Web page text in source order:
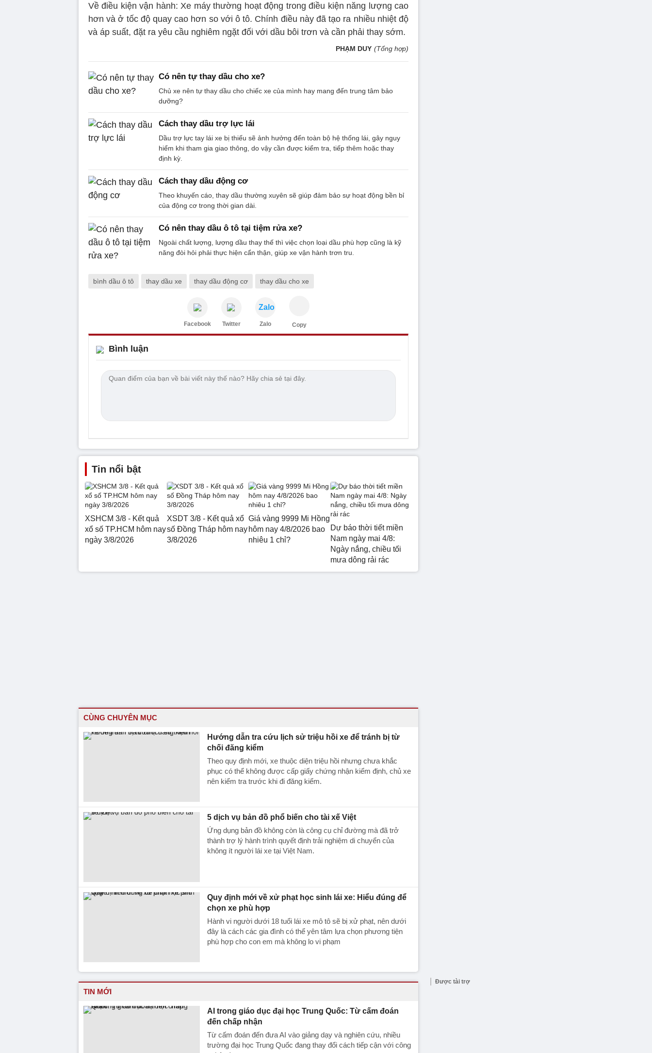
Về điều kiện vận hành: Xe máy thường hoạt động trong điều kiện năng lượng cao
hơn và ở tốc độ quay cao hơn so với ô tô. Chính điều này đã tạo ra nhiều nhiệt độ
và áp suất, đặt ra yêu cầu nghiêm ngặt đối với dầu bôi trơn và cần phải thay sớm.
PHẠM DUY (Tổng hợp)
Có nên tự thay dầu cho xe?
Chủ xe nên tự thay dầu cho chiếc xe của mình hay mang đến trung tâm bảo
dưỡng?
Cách thay dầu trợ lực lái
Dầu trợ lực tay lái xe bị thiếu sẽ ảnh hưởng đến toàn bộ hệ thống lái, gây nguy
hiểm khi tham gia giao thông, do vậy cần được kiểm tra, tiếp thêm hoặc thay
định kỳ.
Cách thay dầu động cơ
Theo khuyến cáo, thay dầu thường xuyên sẽ giúp đảm bảo sự hoạt động bền bỉ
của động cơ trong thời gian dài.
Có nên thay dầu ô tô tại tiệm rửa xe?
Ngoài chất lượng, lượng dầu thay thế thì việc chọn loại dầu phù hợp cũng là kỹ
năng đòi hỏi phải thực hiện cẩn thận, giúp xe vận hành trơn tru.
bình dầu ô tô thay dầu xe thay dầu động cơ thay dầu cho xe
Facebook Twitter
Zalo
Zalo Copy
Bình luận
Tin nổi bật
XSHCM 3/8 - Kết quả
xổ số TP.HCM hôm nay
ngày 3/8/2026
XSDT 3/8 - Kết quả xổ
số Đồng Tháp hôm nay
3/8/2026
Giá vàng 9999 Mi Hồng
hôm nay 4/8/2026 bao
nhiêu 1 chỉ?
Dự báo thời tiết miền
Nam ngày mai 4/8:
Ngày nắng, chiều tối
mưa dông rải rác
CÙNG CHUYÊN MỤC
Hướng dẫn tra cứu lịch sử triệu hồi xe để tránh bị từ
chối đăng kiểm
Theo quy định mới, xe thuộc diện triệu hồi nhưng chưa khắc
phục có thể không được cấp giấy chứng nhận kiểm định, chủ xe
nên kiểm tra trước khi đi đăng kiểm.
5 dịch vụ bản đồ phổ biến cho tài xế Việt
Ứng dụng bản đồ không còn là công cụ chỉ đường mà đã trở
thành trợ lý hành trình quyết định trải nghiệm di chuyển của
không ít người lái xe tại Việt Nam.
Quy định mới về xử phạt học sinh lái xe: Hiểu đúng để
chọn xe phù hợp
Hành vi người dưới 18 tuổi lái xe mô tô sẽ bị xử phạt, nên dưới
đây là cách các gia đình có thể yên tâm lựa chọn phương tiện
phù hợp cho con em mà không lo vi phạm
TIN MỚI
AI trong giáo dục đại học Trung Quốc: Từ cấm đoán
đến chấp nhận
Từ cấm đoán đến đưa AI vào giảng dạy và nghiên cứu, nhiều
trường đại học Trung Quốc đang thay đổi cách tiếp cận với công
Được tài trợ